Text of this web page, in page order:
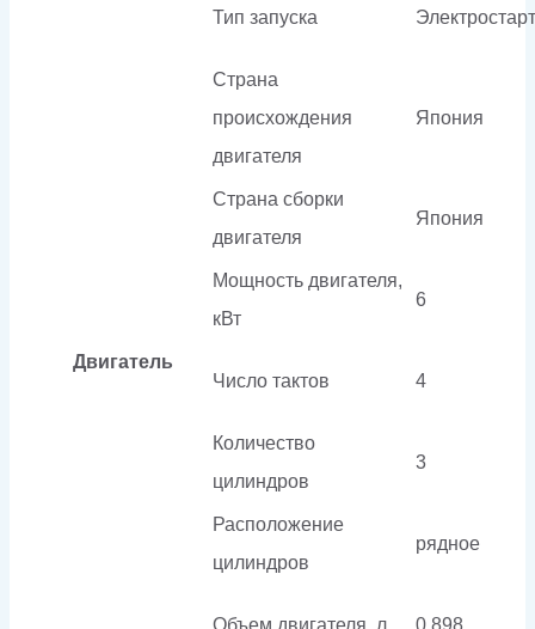
Двигатель
Тип запуска
Страна
происхождения
двигателя
Япония
Страна сборки
двигателя
Япония
Мощность двигателя,
кВт
6
Число тактов 4
Количество
цилиндров
3
Расположение
цилиндров
рядное
Объем двигателя, л 0.898